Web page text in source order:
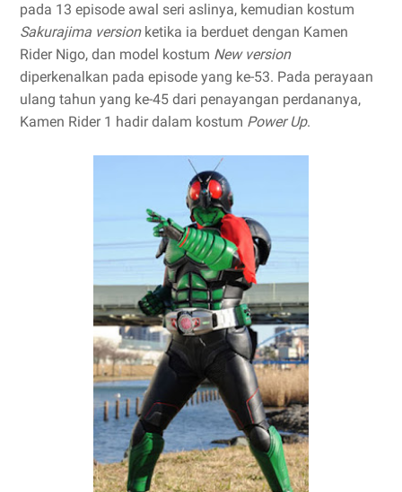
pada 13 episode awal seri aslinya, kemudian kostum
Sakurajima versionketika ia berduet dengan Kamen
Rider Nigo, dan model kostum New version
diperkenalkan pada episode yang ke-53. Pada perayaan
ulang tahun yang ke-45 dari penayangan perdananya,
Kamen Rider 1 hadir dalam kostum Power Up.